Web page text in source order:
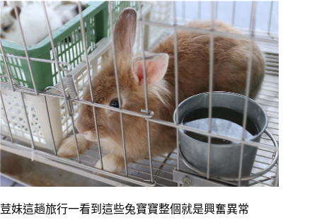
荳妹這趟旅行一看到這些兔寶寶整個就是興奮異常